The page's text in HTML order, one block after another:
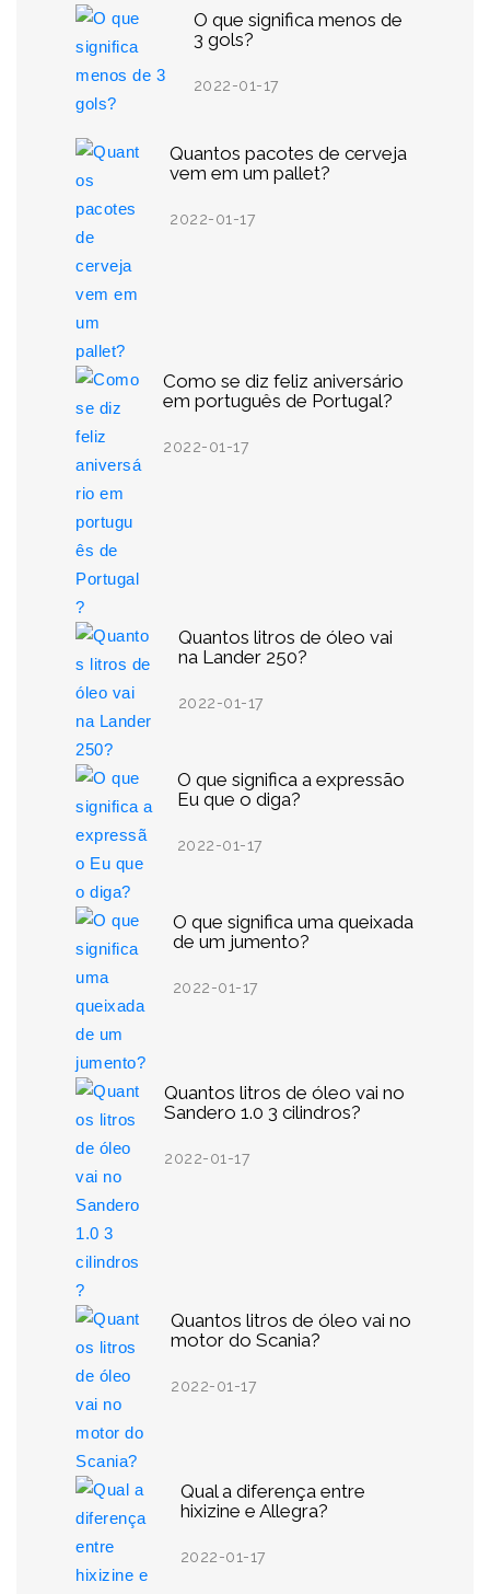
O que significa menos de
3 gols?
2022-01-17
Quantos pacotes de cerveja
vem em um pallet?
2022-01-17
Como se diz feliz aniversário
em português de Portugal?
2022-01-17
Quantos litros de óleo vai
na Lander 250?
2022-01-17
O que significa a expressão
Eu que o diga?
2022-01-17
O que significa uma queixada
de um jumento?
2022-01-17
Quantos litros de óleo vai no
Sandero 1.0 3 cilindros?
2022-01-17
Quantos litros de óleo vai no
motor do Scania?
2022-01-17
Qual a diferença entre
hixizine e Allegra?
2022-01-17